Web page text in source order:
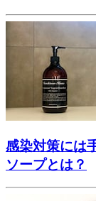
感染対策には
ソープとは？